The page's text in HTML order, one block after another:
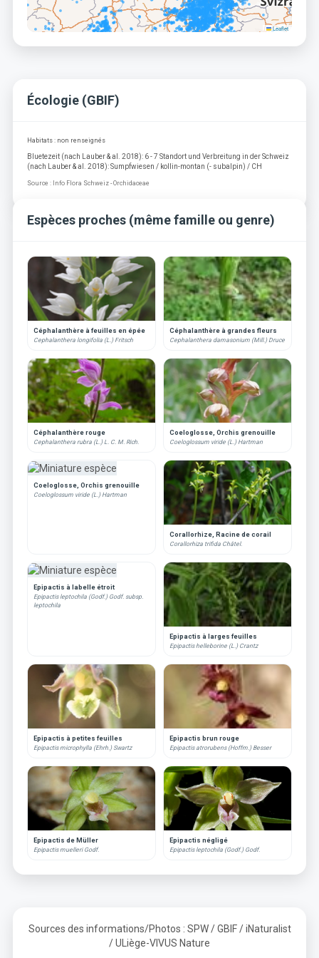
Leaflet
Écologie (GBIF)
Habitats : non renseignés
Bluetezeit (nach Lauber & al. 2018): 6 - 7 Standort und Verbreitung in der Schweiz
(nach Lauber & al. 2018): Sumpfwiesen / kollin-montan (- subalpin) / CH
Source : Info Flora Schweiz - Orchidaceae
Espèces proches (même famille ou genre)
Céphalanthère à feuilles en épée
Cephalanthera longifolia (L.) Fritsch
Céphalanthère à grandes fleurs
Cephalanthera damasonium (Mill.) Druce
Céphalanthère rouge
Cephalanthera rubra (L.) L. C. M. Rich.
Coeloglosse, Orchis grenouille
Coeloglossum viride (L.) Hartman
Coeloglosse, Orchis grenouille
Coeloglossum viride (L.) Hartman
Corallorhize, Racine de corail
Corallorhiza trifida Châtel.
Epipactis à labelle étroit
Epipactis leptochila (Godf.) Godf. subsp.
leptochila
Epipactis à larges feuilles
Epipactis helleborine (L.) Crantz
Epipactis à petites feuilles
Epipactis microphylla (Ehrh.) Swartz
Epipactis brun rouge
Epipactis atrorubens (Hoffm.) Besser
Epipactis de Müller
Epipactis muelleri Godf.
Epipactis négligé
Epipactis leptochila (Godf.) Godf.
Sources des informations/Photos : SPW / GBIF / iNaturalist
/ ULiège-VIVUS Nature